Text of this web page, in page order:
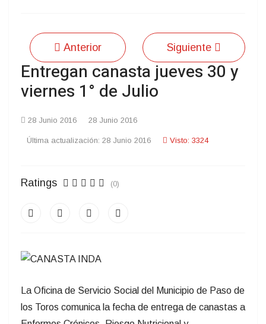
Anterior Siguiente
Entregan canasta jueves 30 y
viernes 1° de Julio
28 Junio 2016 28 Junio 2016
Última actualización: 28 Junio 2016 Visto: 3324
Ratings (0)
La Oficina de Servicio Social del Municipio de Paso de
los Toros comunica la fecha de entrega de canastas a